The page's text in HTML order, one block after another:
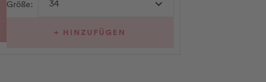
Größe: 34
+ HINZUFÜGEN